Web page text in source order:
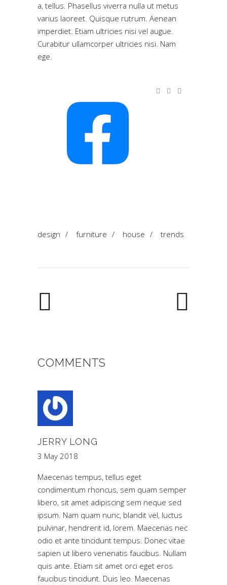
a, tellus. Phasellus viverra nulla ut metus
varius laoreet. Quisque rutrum. Aenean
imperdiet. Etiam ultricies nisi vel augue.
Curabitur ullamcorper ultricies nisi. Nam
ege.
design / furniture / house / trends
COMMENTS
JERRY LONG
3 May 2018
Maecenas tempus, tellus eget
condimentum rhoncus, sem quam semper
libero, sit amet adipiscing sem neque sed
ipsum. Nam quam nunc, blandit vel, luctus
pulvinar, hendrerit id, lorem. Maecenas nec
odio et ante tincidunt tempus. Donec vitae
sapien ut libero venenatis faucibus. Nullam
quis ante. Etiam sit amet orci eget eros
faucibus tincidunt. Duis leo. Maecenas